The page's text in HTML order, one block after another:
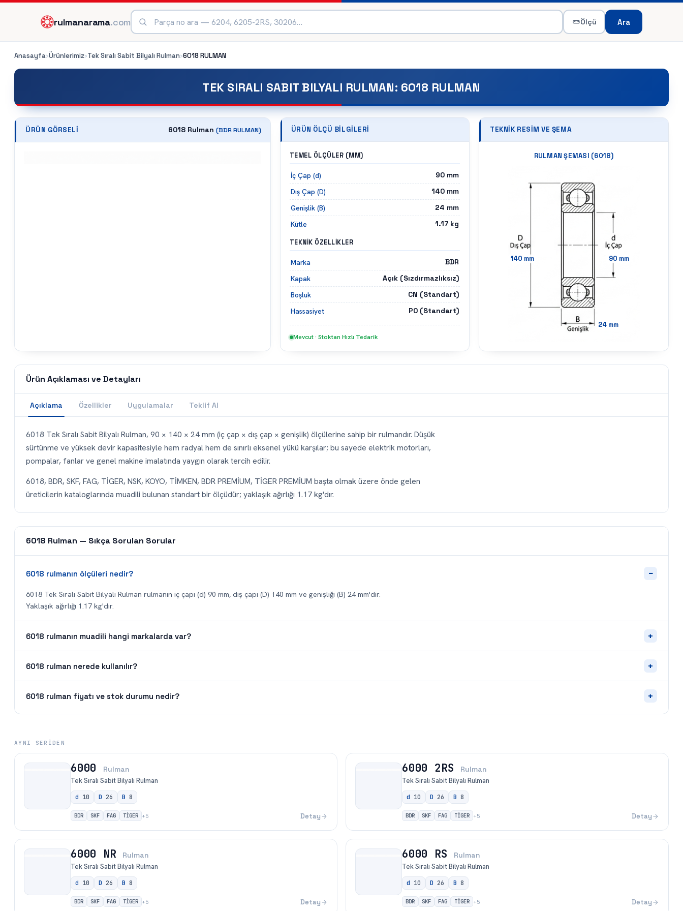
rulmanarama.com Ölçü Ara
Anasayfa›Ürünlerimiz›Tek Sıralı Sabit Bilyalı Rulman›6018RULMAN
TEK SIRALI SABIT BILYALI RULMAN: 6018 RULMAN
ÜRÜN GÖRSELI 6018 Rulman (BDRRULMAN) ÜRÜN ÖLÇÜ BILGILERI
TEMEL ÖLÇÜLER (MM)
İç Çap (d) 90 mm
Dış Çap (D)
140 mm
Genişlik (B)
24 mm
Kütle
1.17 kg
TEKNIK ÖZELLIKLER
Marka
BDR
Kapak
Açık (Sızdırmazlıksız)
Boşluk
CN (Standart)
Hassasiyet
P0 (Standart)
Mevcut · Stoktan Hızlı Tedarik
TEKNIK RESIM VE ŞEMA
RULMAN ŞEMASI (6018)
140 mm 90 mm
24mm
Ürün Açıklaması ve Detayları
Açıklama Özellikler Uygulamalar Teklif Al
6018 Tek Sıralı Sabit Bilyalı Rulman, 90 × 140 × 24 mm (iç çap × dış çap × genişlik) ölçülerine sahip bir rulmandır. Düşük
sürtünme ve yüksek devir kapasitesiyle hem radyal hem de sınırlı eksenel yükü karşılar; bu sayede elektrik motorları,
pompalar, fanlar ve genel makine imalatında yaygın olarak tercih edilir.
6018, BDR, SKF, FAG, TİGER, NSK, KOYO, TİMKEN, BDR PREMİUM, TİGER PREMİUM başta olmak üzere önde gelen
üreticilerin kataloglarında muadili bulunan standart bir ölçüdür; yaklaşık ağırlığı 1.17 kg'dır.
6018 Rulman — Sıkça Sorulan Sorular
6018 rulmanın ölçüleri nedir? −
6018 Tek Sıralı Sabit Bilyalı Rulman rulmanın iç çapı (d) 90 mm, dış çapı (D) 140 mm ve genişliği (B) 24 mm'dir.
Yaklaşık ağırlığı 1.17 kg'dır.
6018 rulmanın muadili hangi markalarda var? +
6018 rulman nerede kullanılır? +
6018 rulman fiyatı ve stok durumu nedir? +
AYNI SERIDEN
6000 Rulman
Tek Sıralı Sabit Bilyalı Rulman
d 10 D 26 B 8
BDR SKF FAG TİGER +5 Detay
6000 2RS Rulman
Tek Sıralı Sabit Bilyalı Rulman
d 10 D 26 B 8
BDR SKF FAG TİGER +5 Detay
6000 NR Rulman
Tek Sıralı Sabit Bilyalı Rulman
d 10 D 26 B 8
BDR SKF FAG TİGER +5 Detay
6000 RS Rulman
Tek Sıralı Sabit Bilyalı Rulman
d 10 D 26 B 8
BDR SKF FAG TİGER +5 Detay